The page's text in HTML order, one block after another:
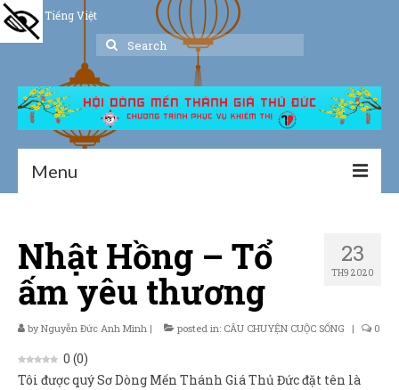
Tiếng Việt
Search
Menu
Giới thiệu
Hoạt động
Thư viện
Dịch vụ hỗ trợ
23
TH9 2020
Nhật Hồng – Tổ
ấm yêu thương
byNguyễn Đức Anh Minh | posted in: CÂU CHUYỆN CUỘC SỐNG | 0
0 (0)
Tôi được quý Sơ Dòng Mến Thánh Giá Thủ Đức đặt tên là